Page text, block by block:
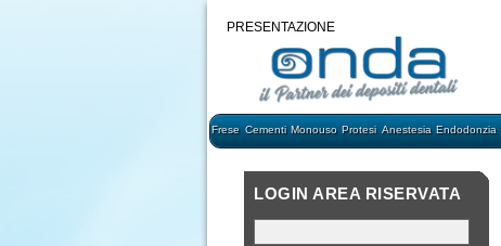
PRESENTAZIONE
Frese Cementi Monouso Protesi Anestesia Endodonzia
LOGIN AREA RISERVATA